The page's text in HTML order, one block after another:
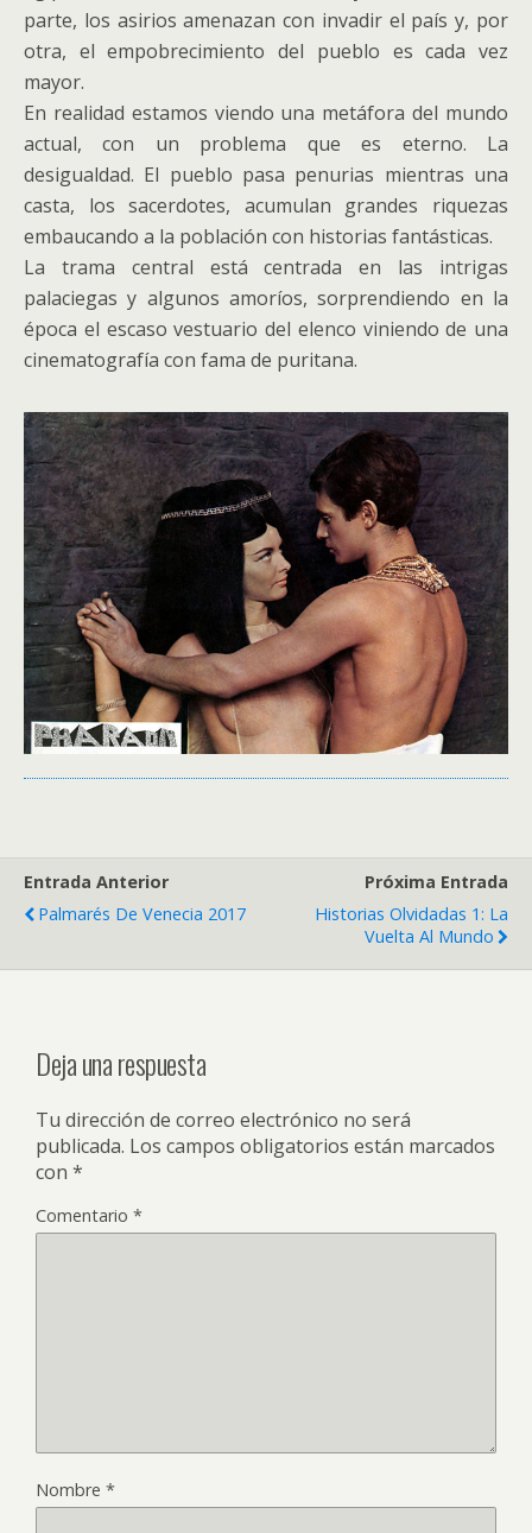
parte, los asirios amenazan con invadir el país y, por
otra, el empobrecimiento del pueblo es cada vez
mayor.
En realidad estamos viendo una metáfora del mundo
actual, con un problema que es eterno. La
desigualdad. El pueblo pasa penurias mientras una
casta, los sacerdotes, acumulan grandes riquezas
embaucando a la población con historias fantásticas.
La trama central está centrada en las intrigas
palaciegas y algunos amoríos, sorprendiendo en la
época el escaso vestuario del elenco viniendo de una
cinematografía con fama de puritana.
Entrada Anterior
Palmarés De Venecia 2017
Próxima Entrada
Historias Olvidadas 1: La
Vuelta Al Mundo
Deja una respuesta
Tu dirección de correo electrónico no será
publicada. Los campos obligatorios están marcados
con *
Comentario *
Nombre *